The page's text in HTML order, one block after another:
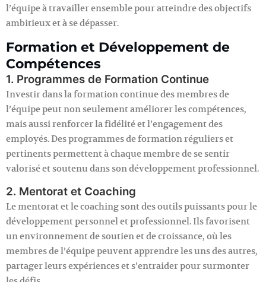
l’équipe à travailler ensemble pour atteindre des objectifs
ambitieux et à se dépasser.
Formation et Développement de
Compétences
1. Programmes de Formation Continue
Investir dans la formation continue des membres de
l’équipe peut non seulement améliorer les compétences,
mais aussi renforcer la fidélité et l’engagement des
employés. Des programmes de formation réguliers et
pertinents permettent à chaque membre de se sentir
valorisé et soutenu dans son développement professionnel.
2. Mentorat et Coaching
Le mentorat et le coaching sont des outils puissants pour le
développement personnel et professionnel. Ils favorisent
un environnement de soutien et de croissance, où les
membres de l’équipe peuvent apprendre les uns des autres,
partager leurs expériences et s’entraider pour surmonter